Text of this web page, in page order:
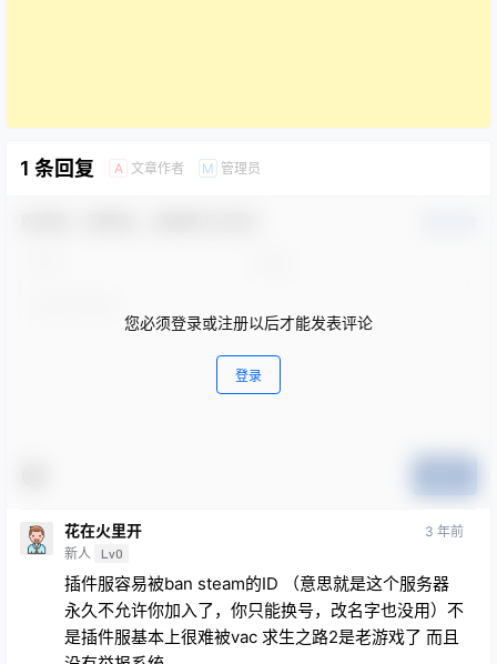
1 条回复 A 文章作者 M 管理员
您必须登录或注册以后才能发表评论
登录
花在火里开
新人 Lv0
3 年前
插件服容易被ban steam的ID （意思就是这个服务器
永久不允许你加入了，你只能换号，改名字也没用）不
是插件服基本上很难被vac 求生之路2是老游戏了 而且